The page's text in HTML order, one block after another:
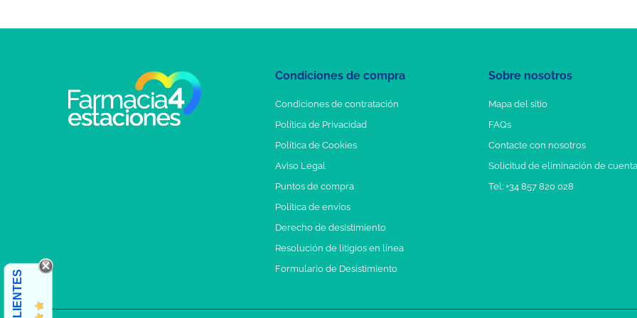
Condiciones de compra
Condiciones de contratación
Política de Privacidad
Política de Cookies
Aviso Legal
Puntos de compra
Política de envíos
Derecho de desistimiento
Resolución de litigios en línea
Formulario de Desistimiento
Sobre nosotros
Mapa del sitio
FAQs
Contacte con nosotros
Solicitud de eliminación de cuenta
Tel: +34 857 820 028